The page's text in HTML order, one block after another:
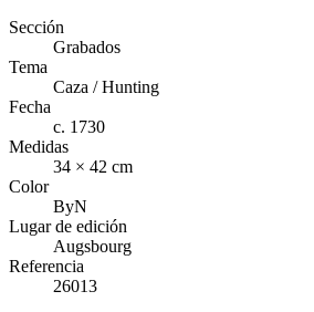
Sección
Grabados
Tema
Caza / Hunting
Fecha
c. 1730
Medidas
34 × 42 cm
Color
ByN
Lugar de edición
Augsbourg
Referencia
26013